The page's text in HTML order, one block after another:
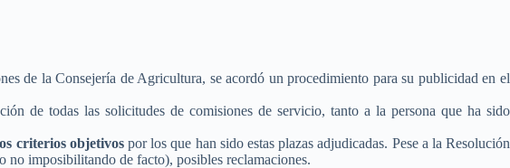
de la Consejería de Agricultura, se acordó un procedimiento para su publicidad en el
de todas las solicitudes de comisiones de servicio, tanto a la persona que ha sido
criterios objetivospor los que han sido estas plazas adjudicadas. Pese a la Resolución
no imposibilitando de facto), posibles reclamaciones.